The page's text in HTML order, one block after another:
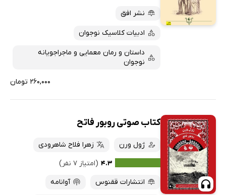
نشر افق
ادبیات کلاسیک نوجوان
داستان و رمان معمایی و ماجراجویانه
نوجوان
۲۶۰,۰۰۰ تومان
کتاب صوتی روبور فاتح
ژول ورن
زهرا فلاح شاهرودی
۴.۳ (امتیاز ۷ نفر)
انتشارات ققنوس
آوانامه